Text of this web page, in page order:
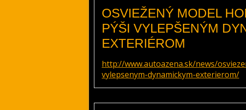
OSVIEŽENÝ MODEL
PÝŠI VYLEPŠENÝM
EXTERIÉROM
http://www.autoazena.sk/news/
vylepsenym-dynamickym-exterierom/